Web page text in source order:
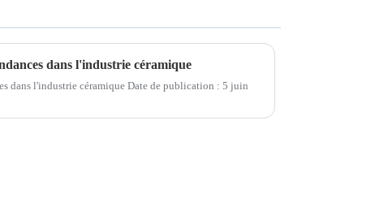
dans l'industrie céramique
dans l'industrie céramique Date de publication : 5 juin